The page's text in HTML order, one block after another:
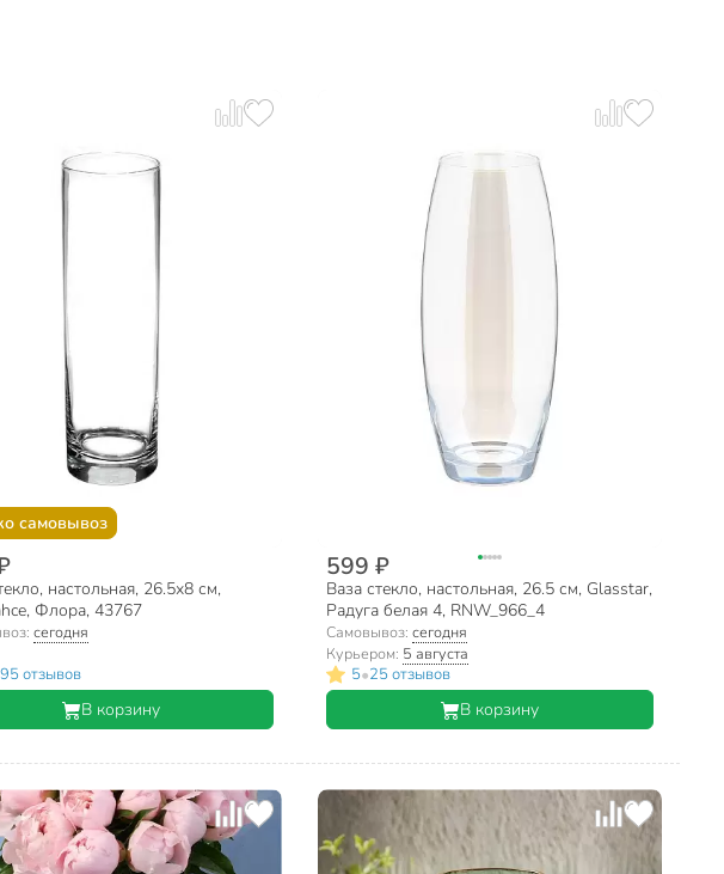
самовывоз
настольная, 26.5х8 см,
Флора, 43767
сегодня
отзывов
В корзину
599 ₽
Ваза стекло, настольная, 26.5 см, Glasstar,
Радуга белая 4, RNW_966_4
Самовывоз:сегодня
Курьером: 5 августа
5•25 отзывов
В корзину